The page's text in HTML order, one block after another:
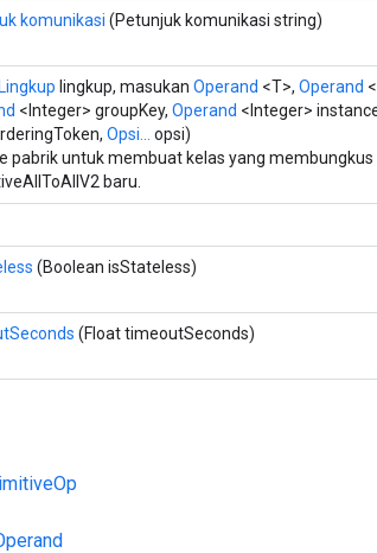
komunikasi (Petunjuk komunikasi string)
Lingkup lingkup, masukan Operand <T>, Operand
<Integer> groupKey, Operand <Integer>
Opsi...
opsi)
pabrik untuk membuat kelas yang membungkus
baru.
(Boolean isStateless)
(Float timeoutSeconds)